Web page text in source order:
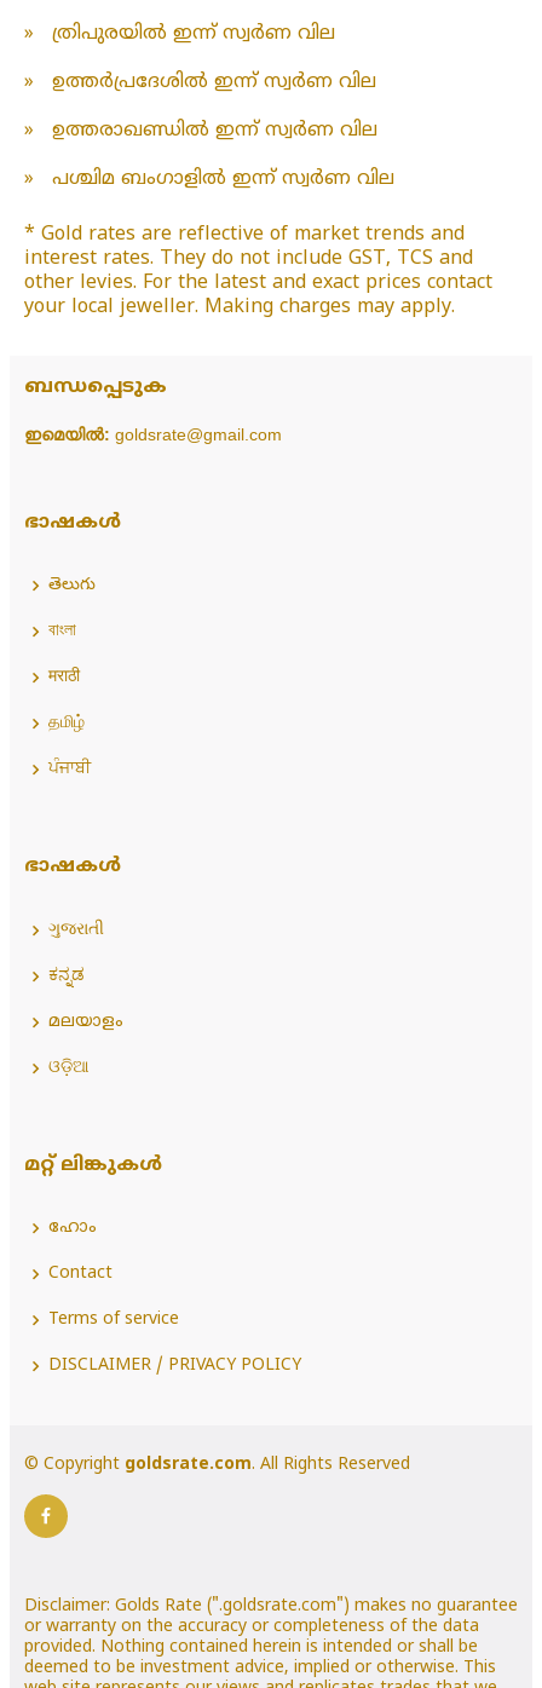
»
ത്രിപുരയിൽ ഇന്ന് സ്വർണ വില
»
ഉത്തർപ്രദേശിൽ ഇന്ന് സ്വർണ വില
»
ഉത്തരാഖണ്ഡിൽ ഇന്ന് സ്വർണ വില
»
പശ്ചിമ ബംഗാളിൽ ഇന്ന് സ്വർണ വില
* Gold rates are reflective of market trends and
interest rates. They do not include GST, TCS and
other levies. For the latest and exact prices contact
your local jeweller. Making charges may apply.
ബന്ധപ്പെടുക
ഇമെയിൽ: goldsrate@gmail.com
ഭാഷകൾ
తెలుగు
বাংলা
मराठी
தமிழ்
ਪੰਜਾਬੀ
ഭാഷകൾ
ગુજરાતી
ಕನ್ನಡ
മലയാളം
ଓଡ଼ିଆ
മറ്റ് ലിങ്കുകൾ
ഹോം
Contact
Terms of service
DISCLAIMER / PRIVACY POLICY
© Copyright goldsrate.com. All Rights Reserved
Disclaimer: Golds Rate (".goldsrate.com") makes no guarantee
or warranty on the accuracy or completeness of the data
provided. Nothing contained herein is intended or shall be
deemed to be investment advice, implied or otherwise. This